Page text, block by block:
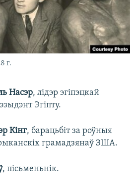
г.
Насэр, лідэр эгіпэцкай
Эгіпту.
Кінг, барацьбіт за роўныя
грамадзянаў ЗША.
, пісьменьнік.